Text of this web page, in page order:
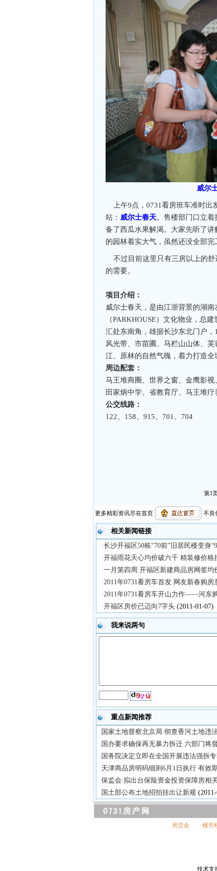
威尔
上午9点，0731看房班车准时出
站： 威尔士春天。售楼部门口立
备了西瓜水果解渴。大家先听了
的园林着实大气，虽然还没全部
不过目前这里只有三房以上的舒
的需要。
项目介绍：
威尔士春天，是由江浙背景的湖
（PARKHOUSE）文化物业，总
汇处东南角，雄据长沙东北门户
风光带、市苗圃、马栏山山体、
江、原林的自然气魄，着力打造
周边配套：
马王堆商圈、世界之窗、金鹰影
田家炳中学、省教育厅、马王堆
公交线路：
122、158、915、701、704
第1
更多精彩资讯尽在首页 不良
相关新闻链接
·长沙开福区50栋“70前”旧居民楼变身
·开福雨花天心均价破六千 精装修价格
·一月第四周 开福区新建商品房网签均
·2011年0731看房车首发 网友新春购房
·2011年0731看房车开山力作——河东
·开福区房价已迈向7字头 (2011-01-07)
我来说两句
重点新闻推荐
国家土地督察北京局:彻查香河土地违
国办要求确保再无暴力拆迁 六部门将
国务院决定立即在全国开展违法强拆
天津商品房明码细则6月1日执行 有效
保监会:拟出台保险资金投资保障房相
国土部公布土地招拍挂出让新规
房交会 楼市
技术支